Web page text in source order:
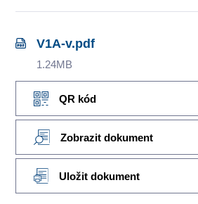
V1A-v.pdf
1.24MB
QR kód
Zobrazit dokument
Uložit dokument